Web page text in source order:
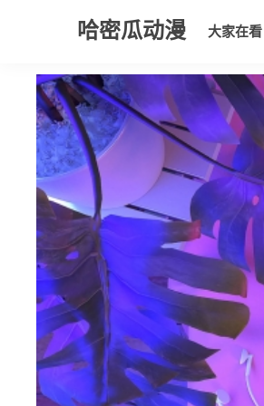
哈密瓜动漫 大家在看
大家在看 日本动漫 国产动漫